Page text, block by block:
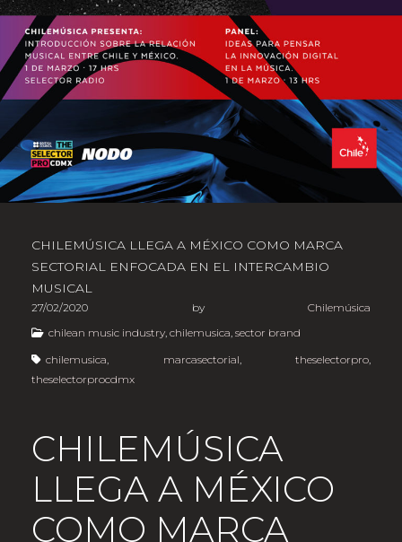
CHILEMÚSICA LLEGA A MÉXICO COMO MARCA
SECTORIAL ENFOCADA EN EL INTERCAMBIO
MUSICAL
27/02/2020 by Chilemúsica
chilean music industry, chilemusica, sector brand
chilemusica, marcasectorial, theselectorpro,
theselectorprocdmx
CHILEMÚSICA
LLEGA A MÉXICO
COMO MARCA